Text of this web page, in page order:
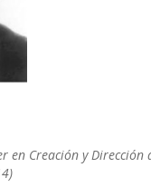
en Creación y Dirección